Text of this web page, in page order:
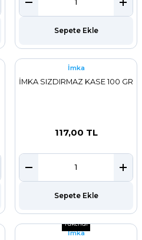
Sepete Ekle
İmka
İMKA SIZDIRMAZ KASE 100 GR
117,00 TL
Sepete Ekle
Tükendi
İmka